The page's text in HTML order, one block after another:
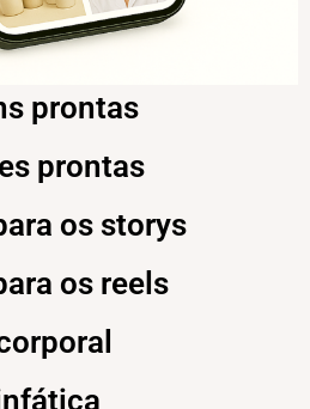
prontas
prontas
os storys
os reels